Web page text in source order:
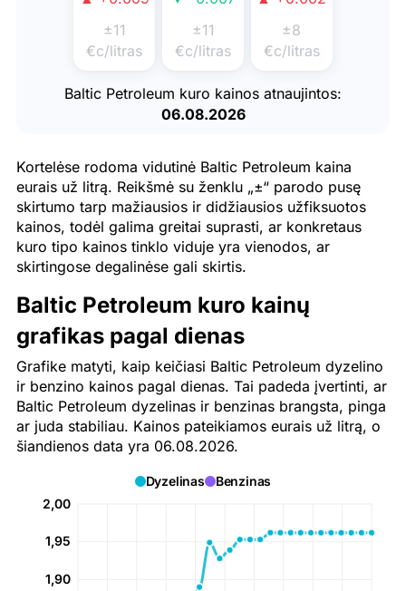
±11
€c/litras
±11
€c/litras
±8
€c/litras
Baltic Petroleum kuro kainos atnaujintos:
06.08.2026
Kortelėse rodoma vidutinė Baltic Petroleum kaina
eurais už litrą. Reikšmė su ženklu „±“ parodo pusę
skirtumo tarp mažiausios ir didžiausios užfiksuotos
kainos, todėl galima greitai suprasti, ar konkretaus
kuro tipo kainos tinklo viduje yra vienodos, ar
skirtingose degalinėse gali skirtis.
Baltic Petroleum kuro kainų
grafikas pagal dienas
Grafike matyti, kaip keičiasi Baltic Petroleum dyzelino
ir benzino kainos pagal dienas. Tai padeda įvertinti, ar
Baltic Petroleum dyzelinas ir benzinas brangsta, pinga
ar juda stabiliau. Kainos pateikiamos eurais už litrą, o
šiandienos data yra 06.08.2026.
Dyzelinas Benzinas
2,00
1,95
1,90